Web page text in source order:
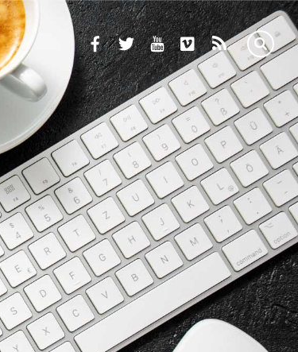
Facebook
TwitterYoutubeVimeoRSS